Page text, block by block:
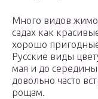
Много видов
садах как
хорошо
Русские виды
мая и до
довольно часто
рощам.